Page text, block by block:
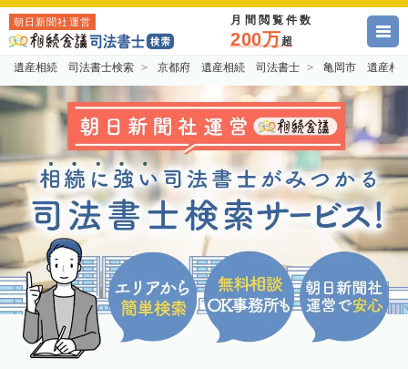
朝日新聞社運営 月間閲覧件数
200万超
遺産相続 司法書士検索 京都府 遺産相続 司法書士 亀岡市 遺産相